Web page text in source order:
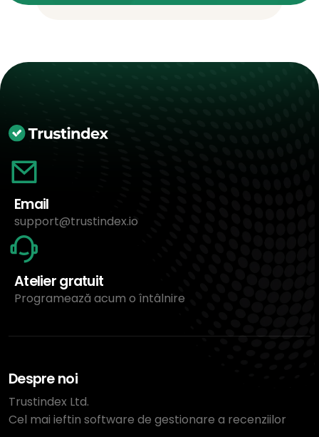
Email
support@trustindex.io
Atelier gratuit
Programează acum o întâlnire
Despre noi
Trustindex Ltd.
Cel mai ieftin software de gestionare a recenziilor